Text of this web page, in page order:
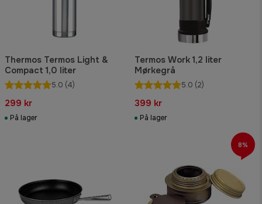
Thermos Termos Light &
Compact 1,0 liter
5.0 (4)
299 kr
På lager
Termos Work 1,2 liter
Mørkegrå
5.0 (2)
399 kr
På lager
8%